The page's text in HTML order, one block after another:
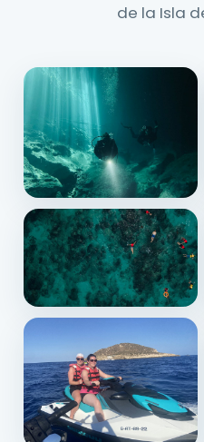
de la Isla